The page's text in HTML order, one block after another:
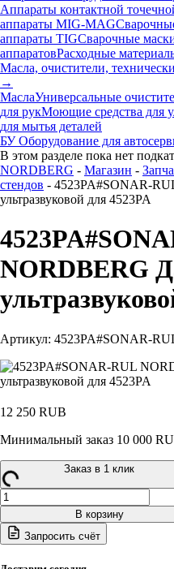
Аппараты контактной
аппараты MIG-MAG
аппараты TIGСварочные
аппаратовРасходные
Масла, очистители,
→
МаслаУниверсальные
для рукМоющие средства для
для мытья деталей
БУ Оборудование для
В этом разделе пока нет
NORDBERG - Магазин -
стендов - 4523PA#SONAR-
ультразвуковой для 4523PA
NORDBERG
Артикул: 4523PA#SONAR-
12 250 RUB
Минимальный заказ 10 000
Заказ в 1 клик
Количество
товара
4523PA#SONAR-
RUL
В корзину
Запросить счёт